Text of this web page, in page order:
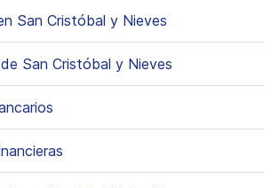
San Cristóbal y Nieves
San Cristóbal y Nieves